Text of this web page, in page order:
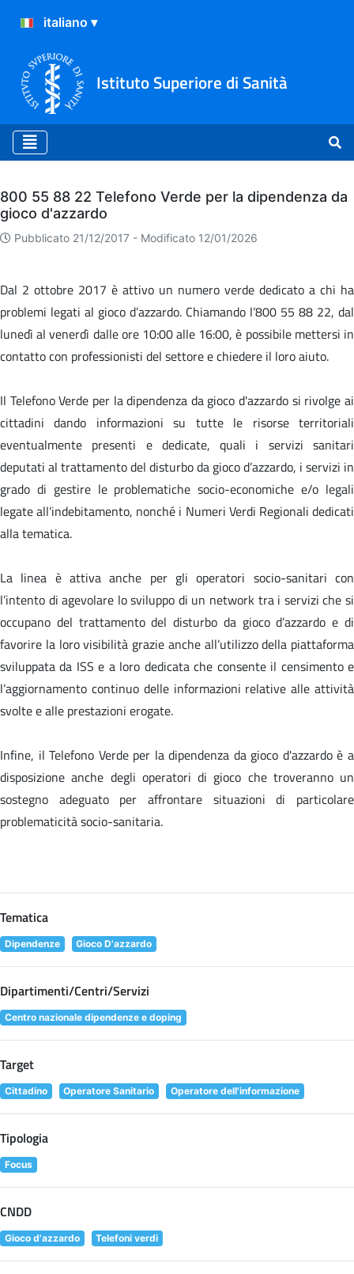
Istituto Superiore di Sanità
Archivio
800 55 88 22 Telefono Verde per la dipendenza da
gioco d'azzardo
Pubblicato 21/12/2017 - Modificato 12/01/2026
Dal 2 ottobre 2017 è attivo un numero verde dedicato a chi ha
problemi legati al gioco d’azzardo. Chiamando l’800 55 88 22, dal
lunedì al venerdì dalle ore 10:00 alle 16:00, è possibile mettersi in
contatto con professionisti del settore e chiedere il loro aiuto.
Il Telefono Verde per la dipendenza da gioco d'azzardo si rivolge ai
cittadini dando informazioni su tutte le risorse territoriali
eventualmente presenti e dedicate, quali i servizi sanitari
deputati al trattamento del disturbo da gioco d’azzardo, i servizi in
grado di gestire le problematiche socio-economiche e/o legali
legate all’indebitamento, nonché i Numeri Verdi Regionali dedicati
alla tematica.
La linea è attiva anche per gli operatori socio-sanitari con
l’intento di agevolare lo sviluppo di un network tra i servizi che si
occupano del trattamento del disturbo da gioco d’azzardo e di
favorire la loro visibilità grazie anche all’utilizzo della piattaforma
sviluppata da ISS e a loro dedicata che consente il censimento e
l’aggiornamento continuo delle informazioni relative alle attività
svolte e alle prestazioni erogate.
Infine, il Telefono Verde per la dipendenza da gioco d'azzardo è a
disposizione anche degli operatori di gioco che troveranno un
sostegno adeguato per affrontare situazioni di particolare
problematicità socio-sanitaria.
Tematica
Dipendenze Gioco D'azzardo
Dipartimenti/Centri/Servizi
Centro nazionale dipendenze e doping
Target
Cittadino Operatore Sanitario Operatore dell'informazione
Tipologia
Focus
CNDD
Gioco d'azzardo Telefoni verdi